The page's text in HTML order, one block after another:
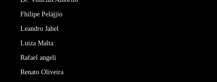
Fhilipe Pelájjio
Leandro Jahel
Luiza Malta
Rafael angeli
Renato Oliveira